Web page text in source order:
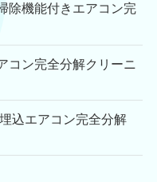
除機能付きエアコン完
コン完全分解クリーニ
込エアコン完全分解